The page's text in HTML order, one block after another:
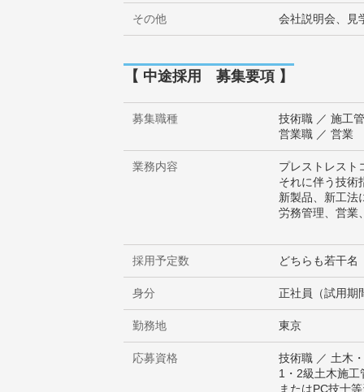
その他 会社説明会、
【 中途採用 募集要項 】
募集職種
技術職 ／ 施工
営業職 ／ 営業
業務内容
プレストレスト
それに伴う技術
新製品、新工法
労務管理、営業
採用予定数 どちらも若干名
身分 正社員（試用期
勤務地 東京
応募資格
技術職 ／ 土木
1・2級土木施工
またはPC技士